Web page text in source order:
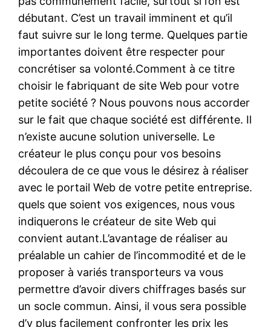
débutant. C’est un travail imminent et qu’il
faut suivre sur le long terme. Quelques partie
importantes doivent être respecter pour
concrétiser sa volonté.Comment à ce titre
choisir le fabriquant de site Web pour votre
petite société ? Nous pouvons nous accorder
sur le fait que chaque société est différente. Il
n’existe aucune solution universelle. Le
créateur le plus conçu pour vos besoins
découlera de ce que vous le désirez à réaliser
avec le portail Web de votre petite entreprise.
quels que soient vos exigences, nous vous
indiquerons le créateur de site Web qui
convient autant.L’avantage de réaliser au
préalable un cahier de l’incommodité et de le
proposer à variés transporteurs va vous
permettre d’avoir divers chiffrages basés sur
un socle commun. Ainsi, il vous sera possible
d’y plus facilement confronter les prix les